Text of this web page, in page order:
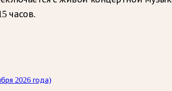
часов.
2026 года)